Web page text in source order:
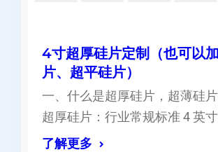
4寸超厚硅片定制（也可以
片、超平硅片）
一、什么是超厚硅片，超薄硅
超厚硅片：行业常规标准 4 英
了解更多